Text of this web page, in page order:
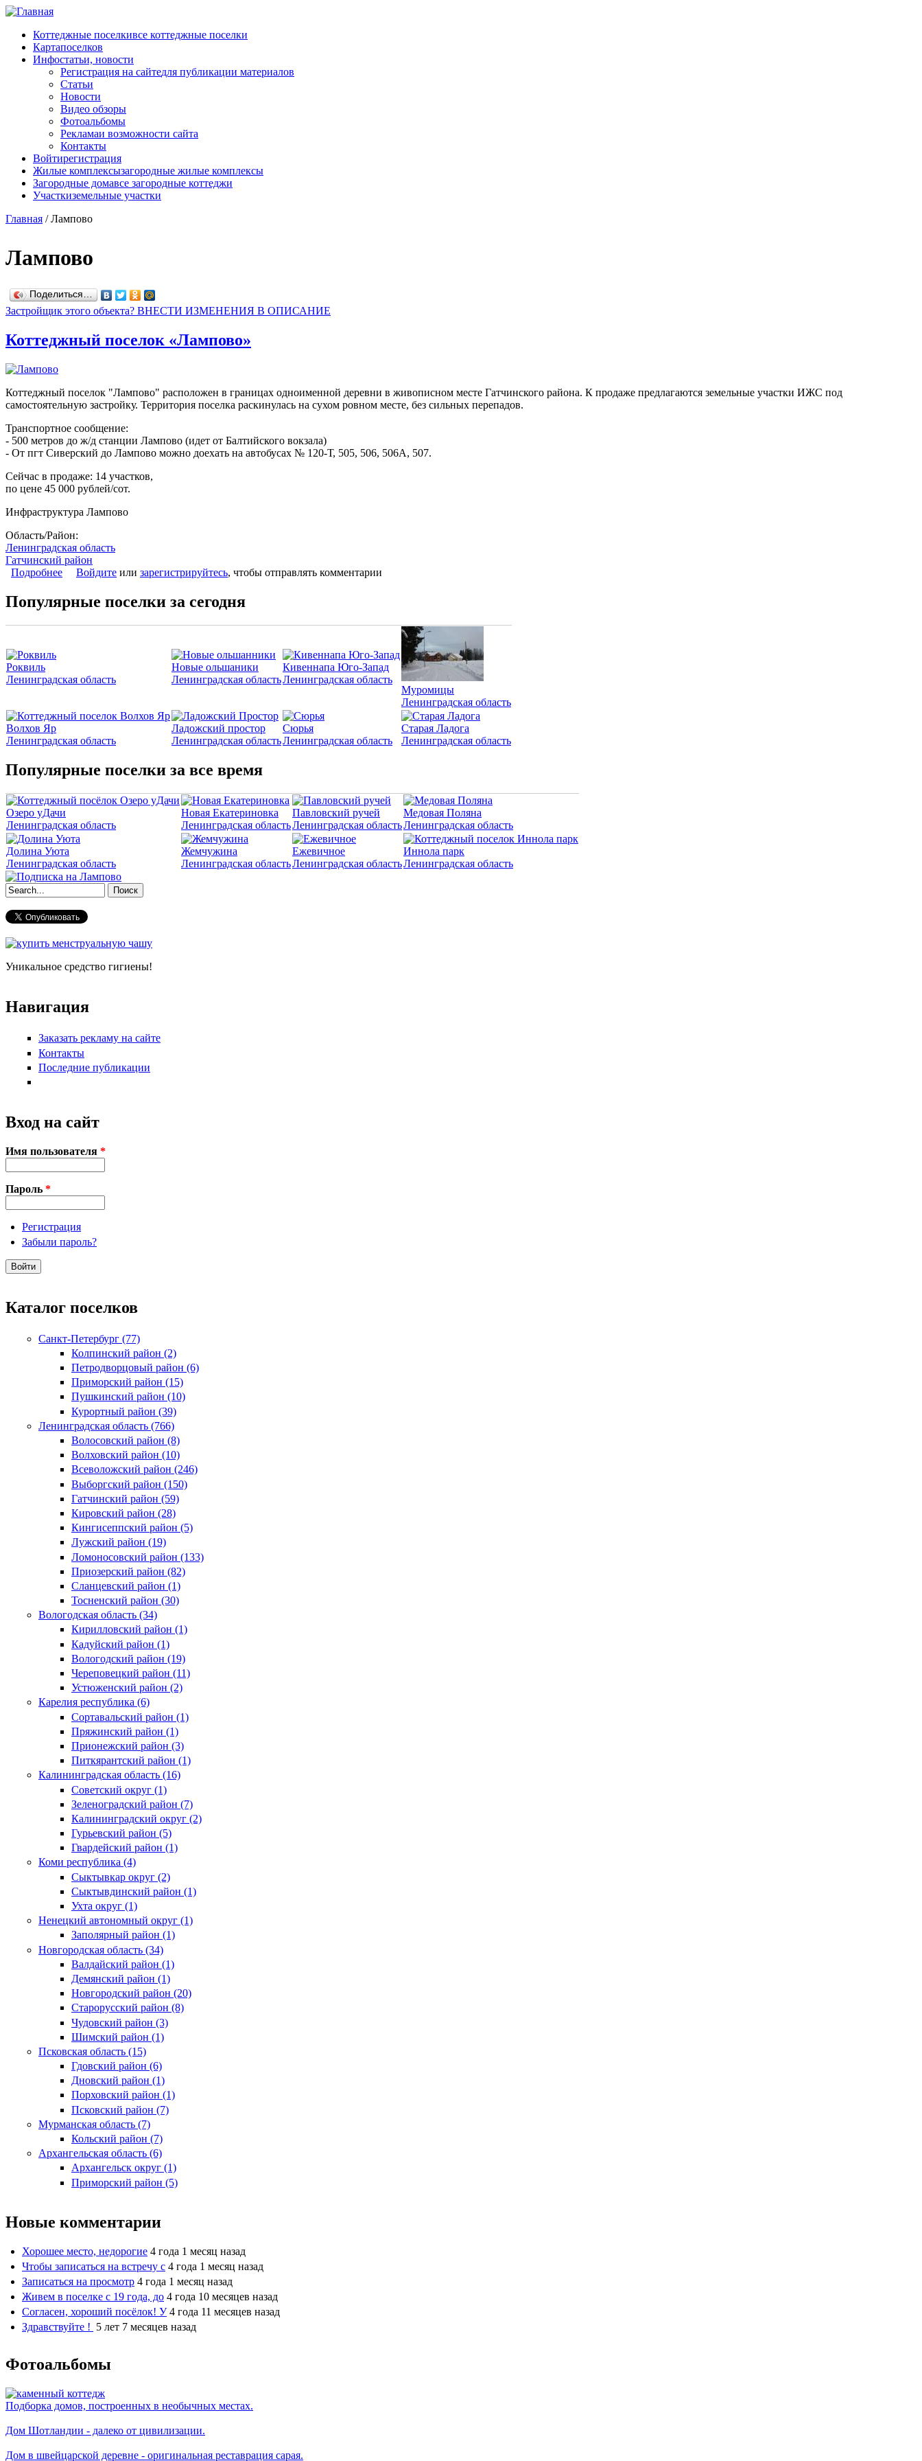
Перейти к основному содержанию
Коттеджные поселкивсе коттеджные поселки
Картапоселков
Инфостатьи, новости
Регистрация на сайтедля публикации материалов
Статьи
Новости
Видео обзоры
Фотоальбомы
Рекламаи возможности сайта
Контакты
Войтирегистрация
Жилые комплексызагородные жилые комплексы
Загородные домавсе загородные коттеджи
Участкиземельные участки
Главная /Лампово
Лампово
Поделиться…
Застройщик этого объекта? ВНЕСТИ ИЗМЕНЕНИЯ В ОПИСАНИЕ
Коттеджный поселок «Лампово»
Коттеджный поселок "Лампово" расположен в границах одноименной деревни в живописном месте Гатчинского района. К продаже предлагаются земельные участки ИЖС под
самостоятельную застройку. Территория поселка раскинулась на сухом ровном месте, без сильных перепадов.
Транспортное сообщение:
- 500 метров до ж/д станции Лампово (идет от Балтийского вокзала)
- От пгт Сиверский до Лампово можно доехать на автобусах № 120-Т, 505, 506, 506А, 507.
Сейчас в продаже: 14 участков,
по цене 45 000 рублей/сот.
Инфраструктура Лампово
Область/Район:
Ленинградская область
Гатчинский район
Подробнее о Коттеджный поселок «Лампово»
Войдите или зарегистрируйтесь, чтобы отправлять комментарии
Популярные поселки за сегодня
Роквиль
Ленинградская область
Новые ольшаники
Ленинградская область
Кивеннапа Юго-Запад
Ленинградская область
Муромицы
Ленинградская область
Волхов Яр
Ленинградская область
Ладожский простор
Ленинградская область
Сюрья
Ленинградская область
Старая Ладога
Ленинградская область
Популярные поселки за все время
Озеро уДачи
Ленинградская область
Новая Екатериновка
Ленинградская область
Павловский ручей
Ленинградская область
Медовая Поляна
Ленинградская область
Долина Уюта
Ленинградская область
Жемчужина
Ленинградская область
Ежевичное
Ленинградская область
Иннола парк
Ленинградская область
Форма поиска
Уникальное средство гигиены!
Навигация
Заказать рекламу на сайте
Контакты
Последние публикации
Вход на сайт
Имя пользователя *
Пароль *
Регистрация
Забыли пароль?
Каталог поселков
Санкт-Петербург (77)
Колпинский район (2)
Петродворцовый район (6)
Приморский район (15)
Пушкинский район (10)
Курортный район (39)
Ленинградская область (766)
Волосовский район (8)
Волховский район (10)
Всеволожский район (246)
Выборгский район (150)
Гатчинский район (59)
Кировский район (28)
Кингисеппский район (5)
Лужский район (19)
Ломоносовский район (133)
Приозерский район (82)
Сланцевский район (1)
Тосненский район (30)
Вологодская область (34)
Кирилловский район (1)
Кадуйский район (1)
Вологодский район (19)
Череповецкий район (11)
Устюженский район (2)
Карелия республика (6)
Сортавальский район (1)
Пряжинский район (1)
Прионежский район (3)
Питкярантский район (1)
Калининградская область (16)
Советский округ (1)
Зеленоградский район (7)
Калининградский округ (2)
Гурьевский район (5)
Гвардейский район (1)
Коми республика (4)
Сыктывкар округ (2)
Сыктывдинский район (1)
Ухта округ (1)
Ненецкий автономный округ (1)
Заполярный район (1)
Новгородская область (34)
Валдайский район (1)
Демянский район (1)
Новгородский район (20)
Старорусский район (8)
Чудовский район (3)
Шимский район (1)
Псковская область (15)
Гдовский район (6)
Дновский район (1)
Порховский район (1)
Псковский район (7)
Мурманская область (7)
Кольский район (7)
Архангельская область (6)
Архангельск округ (1)
Приморский район (5)
Новые комментарии
Хорошее место, недорогие 4 года 1 месяц назад
Чтобы записаться на встречу с 4 года 1 месяц назад
Записаться на просмотр 4 года 1 месяц назад
Живем в поселке с 19 года, до 4 года 10 месяцев назад
Согласен, хороший посёлок! У 4 года 11 месяцев назад
Здравствуйте ! 5 лет 7 месяцев назад
Фотоальбомы
Подборка домов, построенных в необычных местах.
Дом Шотландии - далеко от цивилизации.
Дом в швейцарской деревне - оригинальная реставрация сарая.